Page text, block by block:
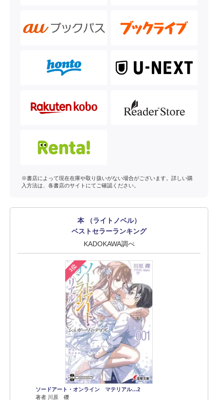
※書店によって現在在庫や取り扱いがない場合がございます。詳しい購
入方法は、各書店のサイトにてご確認ください。
本 （ライトノベル）
ベストセラーランキング
KADOKAWA調べ
1位
ソードアート・オンライン マテリアル…2
著者 川原 礫